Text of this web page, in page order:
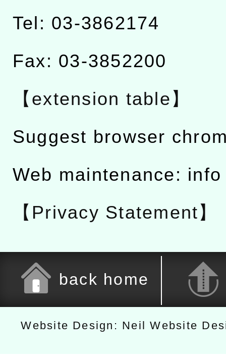
Tel: 03-3862174
Fax: 03-3852200
【extension table】
Suggest browser
Web maintenance:
【Privacy Statement】
back home
Website Design: Neil Website